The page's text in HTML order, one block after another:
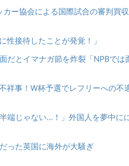
ー協会による国際試合の審判買
性接待したことが発覚！」
だとイマナガ節を炸裂「NPBでは
祥事！W杯予選でレフリーへの不
端じゃない…！」外国人を夢中に
った英国に海外が大騒ぎ